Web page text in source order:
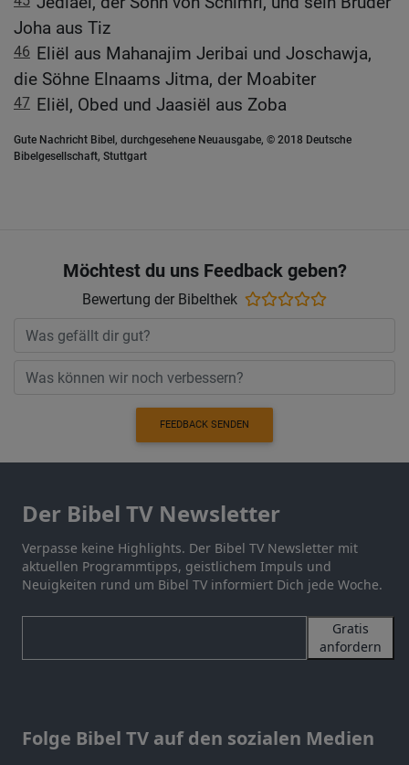
Joha aus Tiz
46 Eliël aus Mahanajim Jeribai und Joschawja,
die Söhne Elnaams Jitma, der Moabiter
47 Eliël, Obed und Jaasiël aus Zoba
Gute Nachricht Bibel, durchgesehene Neuausgabe, © 2018 Deutsche
Bibelgesellschaft, Stuttgart
Möchtest du uns Feedback geben?
Bewertung der Bibelthek
FEEDBACK SENDEN
Der Bibel TV Newsletter
Verpasse keine Highlights. Der Bibel TV Newsletter mit
aktuellen Programmtipps, geistlichem Impuls und
Neuigkeiten rund um Bibel TV informiert Dich jede Woche.
Gratis
anfordern
Folge Bibel TV auf den sozialen Medien